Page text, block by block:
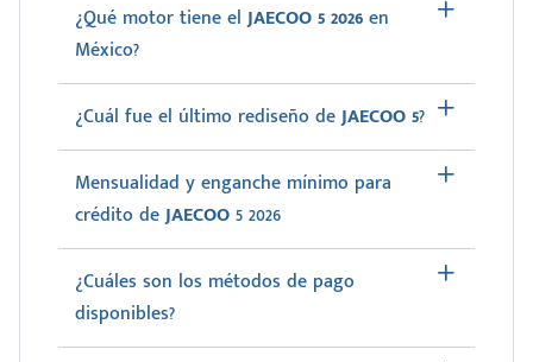
¿Qué motor tiene elJAECOO 5 2026en
México?
¿Cuál fue el último rediseño deJAECOO 5?
Mensualidad y enganche mínimo para
crédito deJAECOO5 2026
¿Cuáles son los métodos de pago
disponibles?